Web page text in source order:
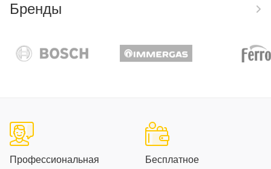
Бренды
Профессиональная
Бесплатное